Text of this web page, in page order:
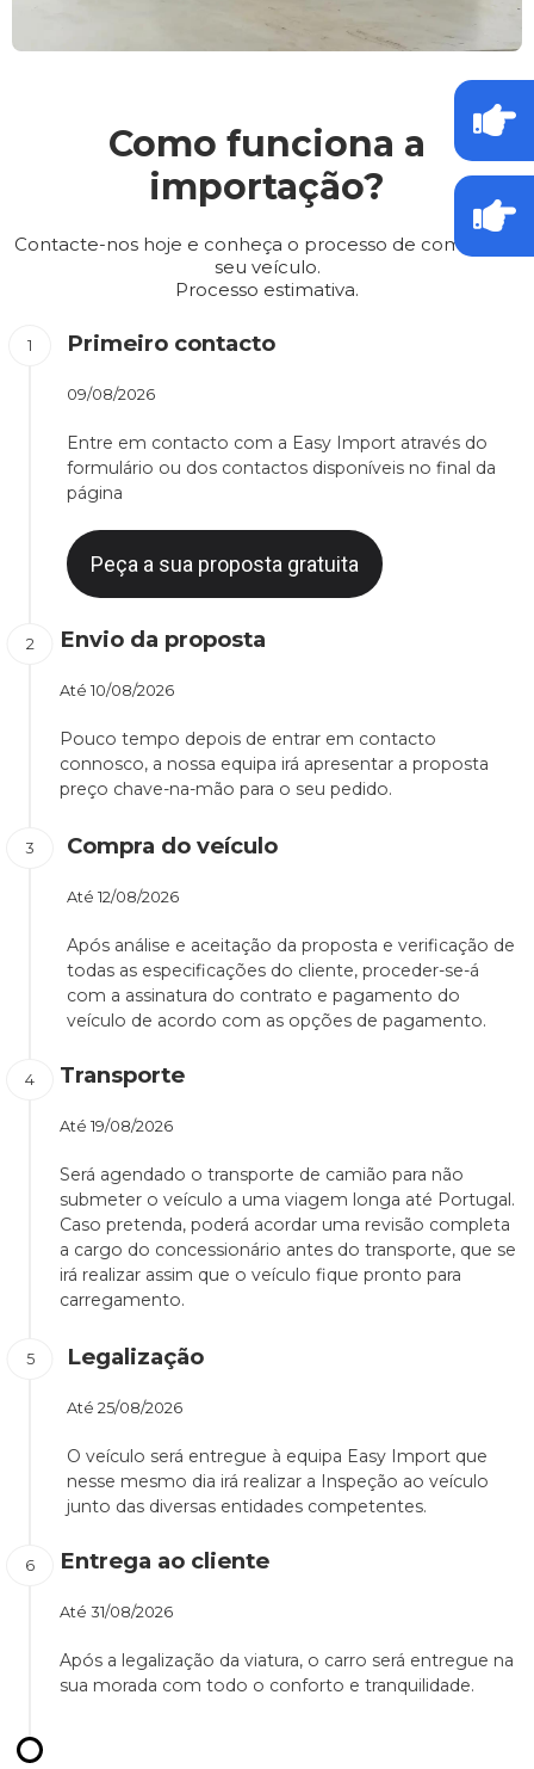
Como funciona a
importação?
Contacte-nos hoje e conheça o processo de compra do
seu veículo.
Processo estimativa.
Primeiro contacto
09/08/2026
Entre em contacto com a Easy Import através do
formulário ou dos contactos disponíveis no final da
página
Peça a sua proposta gratuita
Envio da proposta
Até 10/08/2026
Pouco tempo depois de entrar em contacto
connosco, a nossa equipa irá apresentar a proposta
preço chave-na-mão para o seu pedido.
Compra do veículo
Até 12/08/2026
Após análise e aceitação da proposta e verificação de
todas as especificações do cliente, proceder-se-á
com a assinatura do contrato e pagamento do
veículo de acordo com as opções de pagamento.
Transporte
Até 19/08/2026
Será agendado o transporte de camião para não
submeter o veículo a uma viagem longa até Portugal.
Caso pretenda, poderá acordar uma revisão completa
a cargo do concessionário antes do transporte, que se
irá realizar assim que o veículo fique pronto para
carregamento.
Legalização
Até 25/08/2026
O veículo será entregue à equipa Easy Import que
nesse mesmo dia irá realizar a Inspeção ao veículo
junto das diversas entidades competentes.
Entrega ao cliente
Até 31/08/2026
Após a legalização da viatura, o carro será entregue na
sua morada com todo o conforto e tranquilidade.